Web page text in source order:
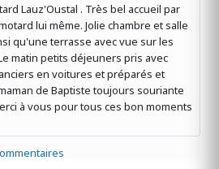
Lauz'Oustal . Très bel accueil par
lui même. Jolie chambre et salle
qu'une terrasse avec vue sur les
matin petits déjeuners pris avec
en voitures et préparés et
de Baptiste toujours souriante
à vous pour tous ces bon moments